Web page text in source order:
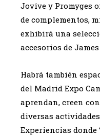
Jovive y Promyges
de complementos,
exhibirá una
accesorios de
Habrá también
del Madrid Expo
aprendan, creen
diversas
Experiencias donde